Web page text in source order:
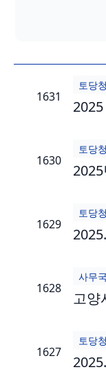
1631
토당
1630
토당
1629
토당
1628
사무국
고양
1627
토당